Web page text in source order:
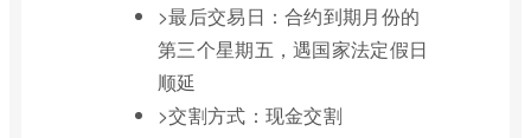
>最后交易日：合约到期月份的
第三个星期五，遇国家法定假日
顺延
>交割方式：现金交割